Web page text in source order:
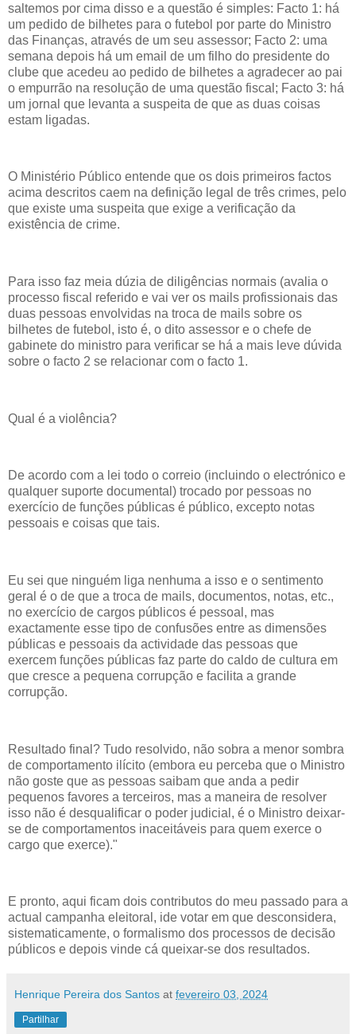
saltemos por cima disso e a questão é simples: Facto 1: há
um pedido de bilhetes para o futebol por parte do Ministro
das Finanças, através de um seu assessor; Facto 2: uma
semana depois há um email de um filho do presidente do
clube que acedeu ao pedido de bilhetes a agradecer ao pai
o empurrão na resolução de uma questão fiscal; Facto 3: há
um jornal que levanta a suspeita de que as duas coisas
estam ligadas.
O Ministério Público entende que os dois primeiros factos
acima descritos caem na definição legal de três crimes, pelo
que existe uma suspeita que exige a verificação da
existência de crime.
Para isso faz meia dúzia de diligências normais (avalia o
processo fiscal referido e vai ver os mails profissionais das
duas pessoas envolvidas na troca de mails sobre os
bilhetes de futebol, isto é, o dito assessor e o chefe de
gabinete do ministro para verificar se há a mais leve dúvida
sobre o facto 2 se relacionar com o facto 1.
Qual é a violência?
De acordo com a lei todo o correio (incluindo o electrónico e
qualquer suporte documental) trocado por pessoas no
exercício de funções públicas é público, excepto notas
pessoais e coisas que tais.
Eu sei que ninguém liga nenhuma a isso e o sentimento
geral é o de que a troca de mails, documentos, notas, etc.,
no exercício de cargos públicos é pessoal, mas
exactamente esse tipo de confusões entre as dimensões
públicas e pessoais da actividade das pessoas que
exercem funções públicas faz parte do caldo de cultura em
que cresce a pequena corrupção e facilita a grande
corrupção.
Resultado final? Tudo resolvido, não sobra a menor sombra
de comportamento ilícito (embora eu perceba que o Ministro
não goste que as pessoas saibam que anda a pedir
pequenos favores a terceiros, mas a maneira de resolver
isso não é desqualificar o poder judicial, é o Ministro deixar-
se de comportamentos inaceitáveis para quem exerce o
cargo que exerce)."
E pronto, aqui ficam dois contributos do meu passado para a
actual campanha eleitoral, ide votar em que desconsidera,
sistematicamente, o formalismo dos processos de decisão
públicos e depois vinde cá queixar-se dos resultados.
Henrique Pereira dos Santos at fevereiro 03, 2024
Partilhar